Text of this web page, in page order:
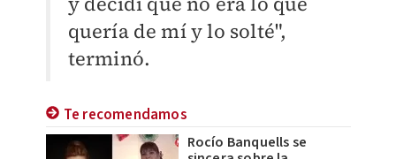
quería de mí y lo solté",
terminó.
Te recomendamos
Rocío Banquells se